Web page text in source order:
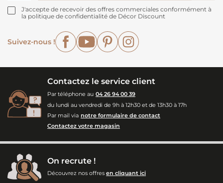
J'accepte de recevoir des offres commerciales conformément à
la politique de confidentialité de Décor Discount
Suivez-nous !
FacebookYouTubePinterest
Contactez le service client
Par téléphone au 04 26 94 00 39
du lundi au vendredi de 9h à 12h30 et de 13h30 à 17h
Par mail via notre formulaire de contact
Contactez votre magasin
On recrute !
Découvrez nos offres en cliquant ici